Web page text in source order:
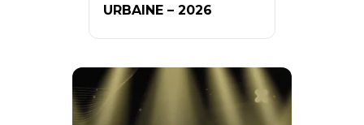
URBAINE – 2026